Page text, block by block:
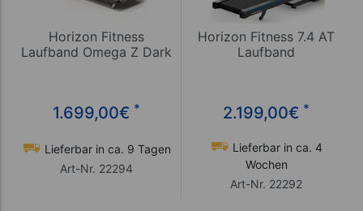
Horizon Fitness
Laufband Omega Z Dark
1.699,00€ *
Lieferbar in ca. 9 Tagen
Art-Nr. 22294
Horizon Fitness 7.4 AT
Laufband
2.199,00€ *
Lieferbar in ca. 4
Wochen
Art-Nr. 22292